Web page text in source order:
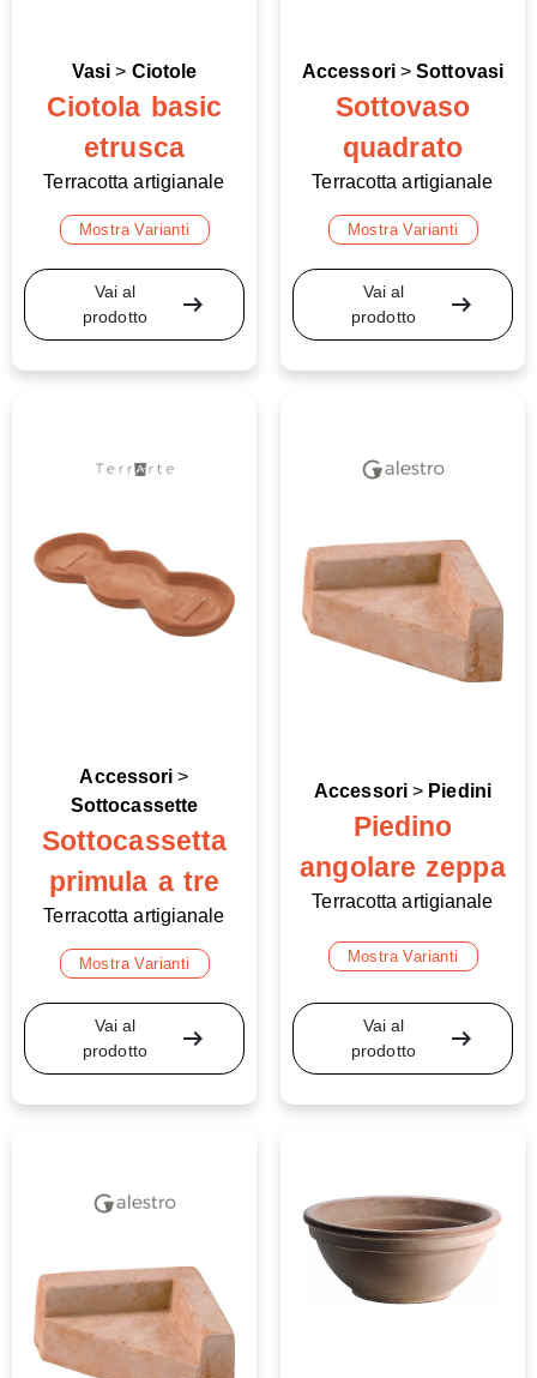
Vasi > Ciotole
Ciotola basic
etrusca
Terracotta artigianale
Mostra Varianti
Vai al
prodotto
arrow_right_alt
Accessori>Sottovasi
Sottovaso
quadrato
Terracotta artigianale
Mostra Varianti
Vai al
prodotto
arrow_right_alt
Accessori >
Sottocassette
Sottocassetta
primula a tre
Terracotta artigianale
Mostra Varianti
Vai al
prodotto
arrow_right_alt
Accessori> Piedini
Piedino
angolare zeppa
Terracotta artigianale
Mostra Varianti
Vai al
prodotto
arrow_right_alt